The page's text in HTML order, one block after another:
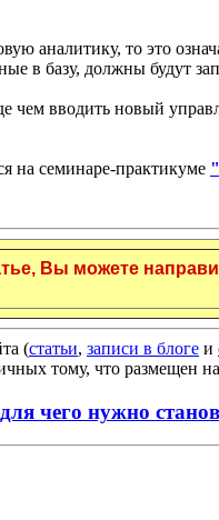
аналитику, то это
в базу, должны будут
чем вводить новый
на семинаре-практикуме
Вы можете
(статьи, записи в блоге и
тому, что размещен
чего нужно